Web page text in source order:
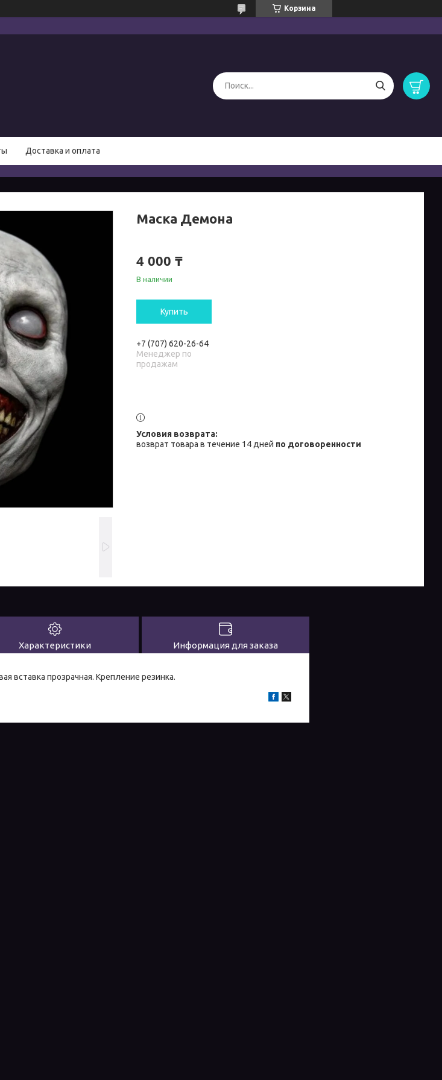
Корзина
Доставка и оплата
Маска Демона
4 000 ₸
В наличии
Купить
+7 (707) 620-26-64
Менеджер по
продажам
возврат товара в течение 14 дней по договоренности
Характеристики Информация для заказа
вставка прозрачная. Крепление резинка.